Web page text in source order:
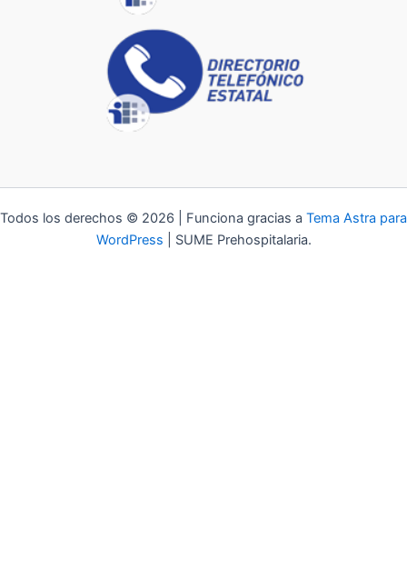
Todos los derechos © 2026 | Funciona gracias a Tema Astra para
WordPress | SUME Prehospitalaria.